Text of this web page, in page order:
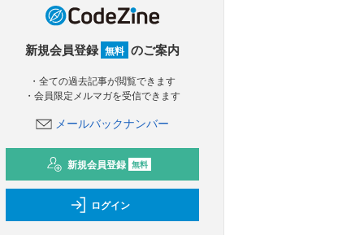
新規会員登録 無料 のご案内
・全ての過去記事が閲覧できます
・会員限定メルマガを受信できます
メールバックナンバー
新規会員登録 無料
ログイン